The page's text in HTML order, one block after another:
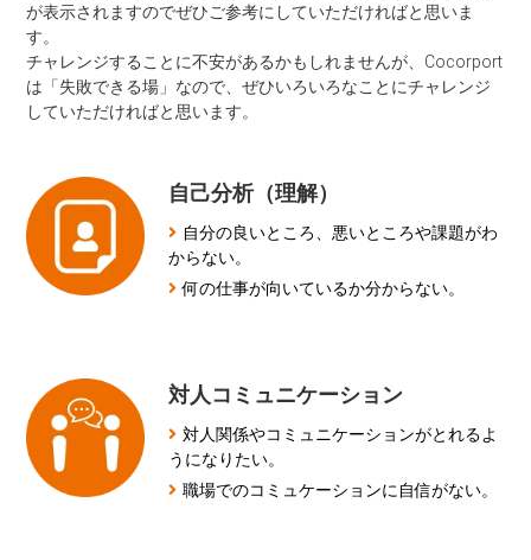
が表示されますのでぜひご参考にしていただければと思いま
す。
チャレンジすることに不安があるかもしれませんが、Cocorport
は「失敗できる場」なので、ぜひいろいろなことにチャレンジ
していただければと思います。
自己分析（理解）
自分の良いところ、悪いところや課題がわ
からない。
何の仕事が向いているか分からない。
対人コミュニケーション
対人関係やコミュニケーションがとれるよ
うになりたい。
職場でのコミュケーションに自信がない。